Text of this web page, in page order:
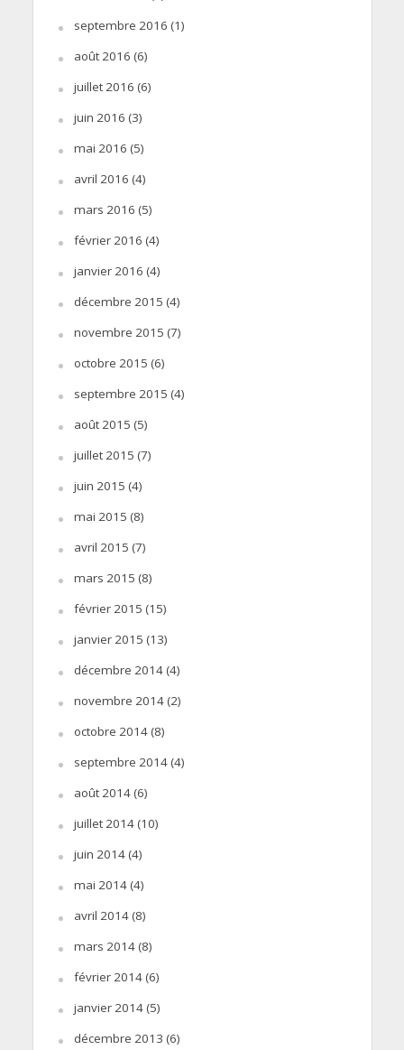
septembre 2016 (1)
août 2016 (6)
juillet 2016 (6)
juin 2016 (3)
mai 2016 (5)
avril 2016 (4)
mars 2016 (5)
février 2016 (4)
janvier 2016 (4)
décembre 2015 (4)
novembre 2015 (7)
octobre 2015 (6)
septembre 2015 (4)
août 2015 (5)
juillet 2015 (7)
juin 2015 (4)
mai 2015 (8)
avril 2015 (7)
mars 2015 (8)
février 2015 (15)
janvier 2015 (13)
décembre 2014(4)
novembre 2014(2)
octobre 2014(8)
septembre 2014(4)
août 2014(6)
juillet 2014(10)
juin 2014(4)
mai 2014(4)
avril 2014(8)
mars 2014(8)
février 2014(6)
janvier 2014(5)
décembre 2013 (6)